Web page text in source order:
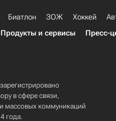
Биатлон ЗОЖ Хоккей
Продукты и сервисы Пресс-
в сфере связи,
массовых коммуникаций
года.